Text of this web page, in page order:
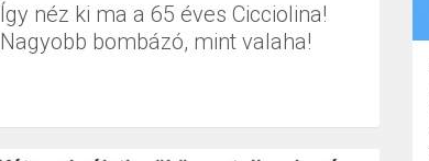
Így néz ki ma a 65 éves Cicciolina!
Nagyobb bombázó, mint valaha!